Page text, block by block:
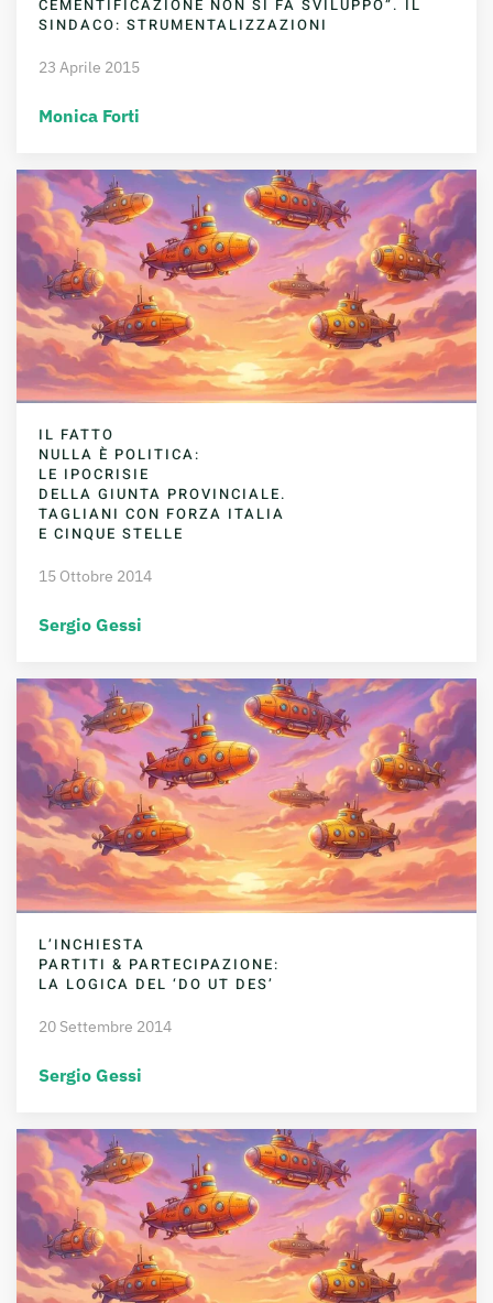
CEMENTIFICAZIONE NON SI FA SVILUPPO”. IL
SINDACO: STRUMENTALIZZAZIONI
23 Aprile 2015
Monica Forti
IL FATTO
NULLA È POLITICA:
LE IPOCRISIE
DELLA GIUNTA PROVINCIALE.
TAGLIANI CON FORZA ITALIA
E CINQUE STELLE
15 Ottobre 2014
Sergio Gessi
L’INCHIESTA
PARTITI & PARTECIPAZIONE:
LA LOGICA DEL ‘DO UT DES’
20 Settembre 2014
Sergio Gessi